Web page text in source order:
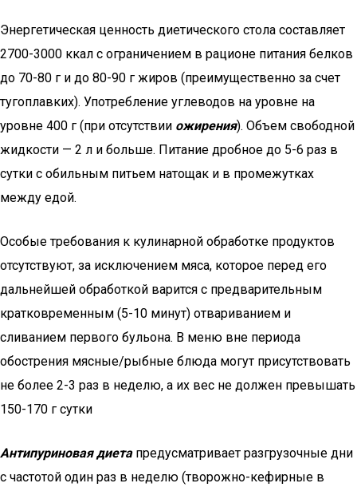
Энергетическая ценность диетического стола составляет
2700-3000 ккал с ограничением в рационе питания белков
до 70-80 г и до 80-90 г жиров (преимущественно за счет
тугоплавких). Употребление углеводов на уровне на
уровне 400 г (при отсутствии ожирения). Объем свободной
жидкости — 2 л и больше. Питание дробное до 5-6 раз в
сутки с обильным питьем натощак и в промежутках
между едой.
Особые требования к кулинарной обработке продуктов
отсутствуют, за исключением мяса, которое перед его
дальнейшей обработкой варится с предварительным
кратковременным (5-10 минут) отвариванием и
сливанием первого бульона. В меню вне периода
обострения мясные/рыбные блюда могут присутствовать
не более 2-3 раз в неделю, а их вес не должен превышать
150-170 г сутки
Антипуриновая диетапредусматривает разгрузочные дни
с частотой один раз в неделю (творожно-кефирные в